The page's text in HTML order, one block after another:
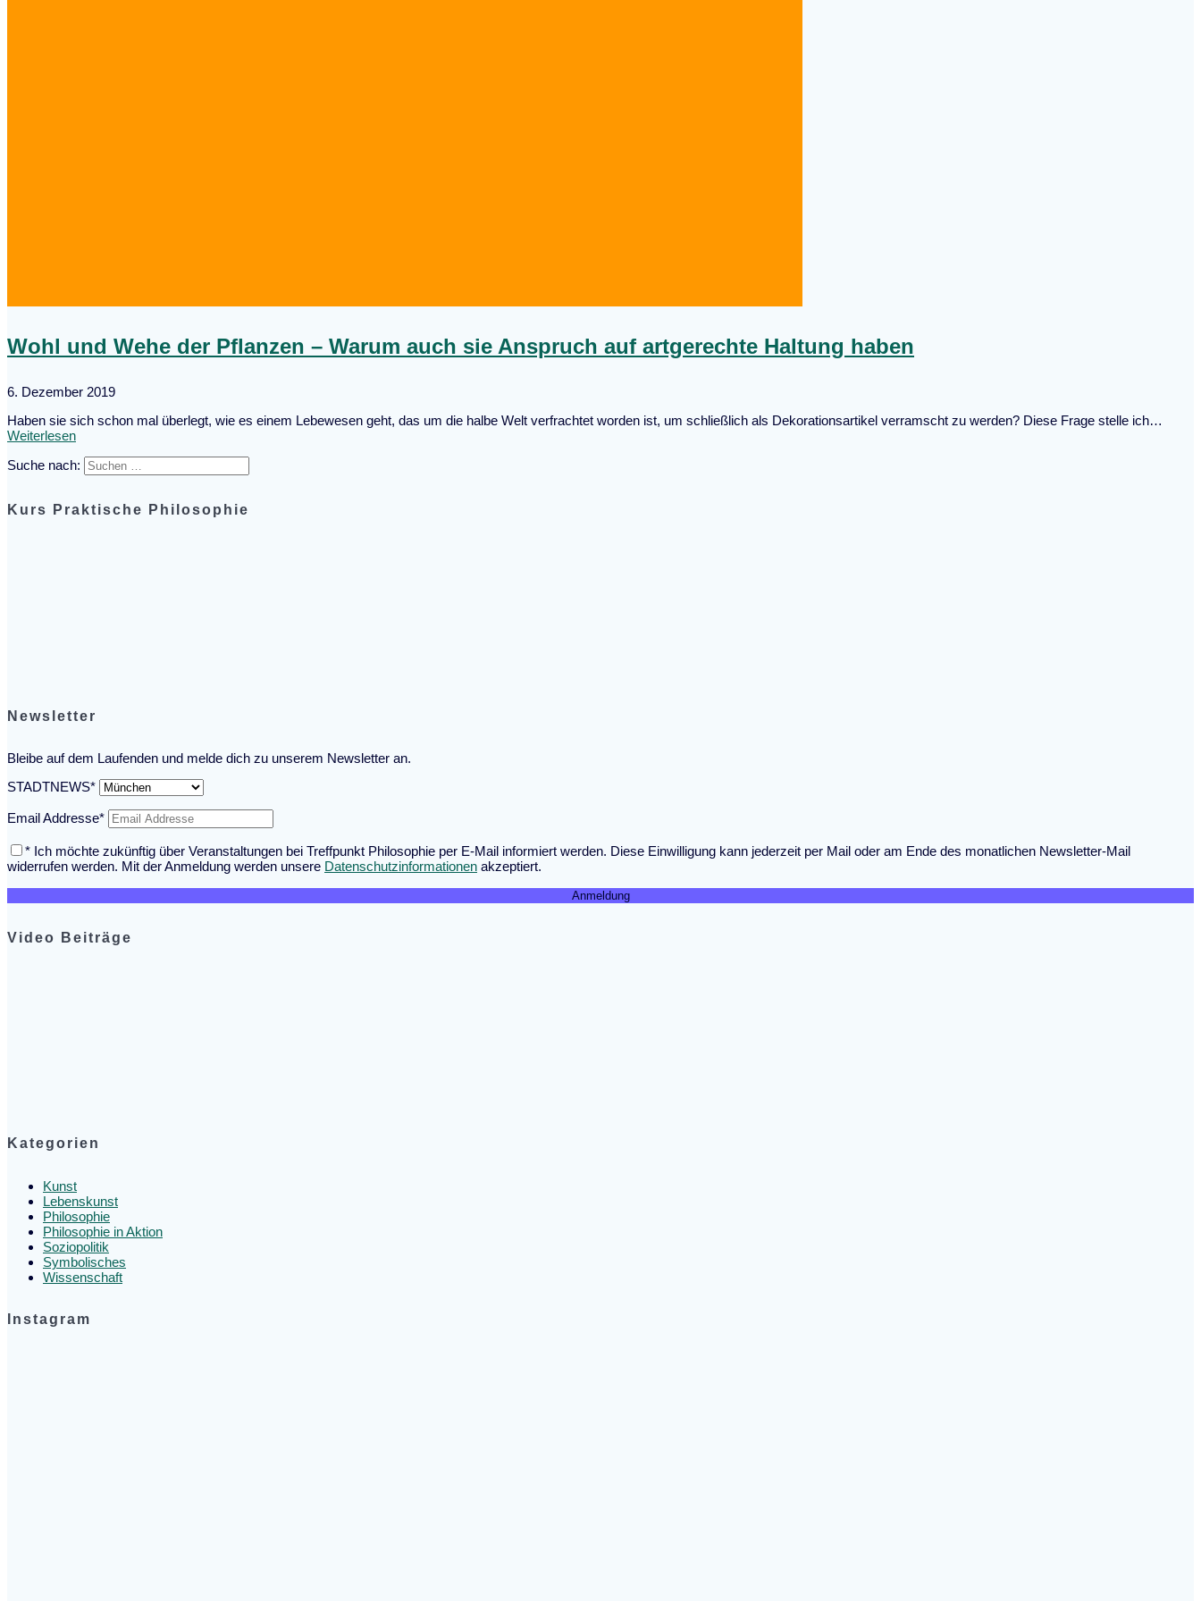
Wohl und Wehe der Pflanzen – Warum auch sie Anspruch auf artgerechte Haltung haben
6. Dezember 2019
Haben sie sich schon mal überlegt, wie es einem Lebewesen geht, das um die halbe Welt verfrachtet worden ist, um schließlich als Dekorationsartikel verramscht zu werden? Diese Frage stelle ich…
Weiterlesen
Suche nach:
Kurs Praktische Philosophie
Newsletter
Bleibe auf dem Laufenden und melde dich zu unserem Newsletter an.
STADTNEWS*
Email Addresse*
* Ich möchte zukünftig über Veranstaltungen bei Treffpunkt Philosophie per E-Mail informiert werden. Diese Einwilligung kann jederzeit per Mail oder am Ende des monatlichen Newsletter-Mail
widerrufen werden. Mit der Anmeldung werden unsere Datenschutzinformationen akzeptiert.
Video Beiträge
Kategorien
Kunst
Lebenskunst
Philosophie
Philosophie in Aktion
Soziopolitik
Symbolisches
Wissenschaft
Instagram